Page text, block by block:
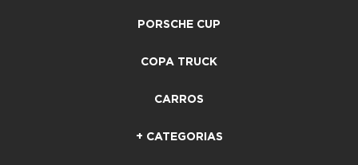
PORSCHE CUP
COPA TRUCK
CARROS
+ CATEGORIAS